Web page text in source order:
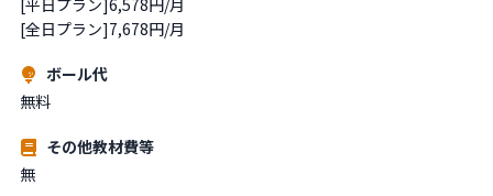
[全日プラン]7,678円/月
ボール代
無料
その他教材費等
無